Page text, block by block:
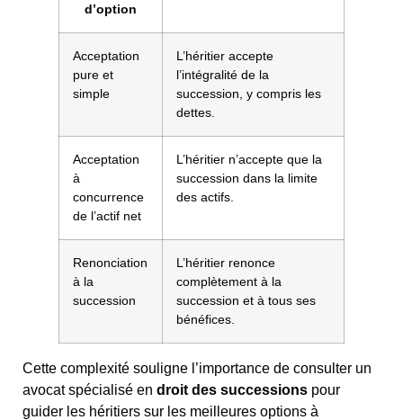
d’option
Acceptation
pure et
simple
L’héritier accepte
l’intégralité de la
succession, y compris les
dettes.
Acceptation
à
concurrence
de l’actif net
L’héritier n’accepte que la
succession dans la limite
des actifs.
Renonciation
à la
succession
L’héritier renonce
complètement à la
succession et à tous ses
bénéfices.
Cette complexité souligne l’importance de consulter un
avocat spécialisé en droit des successions pour
guider les héritiers sur les meilleures options à